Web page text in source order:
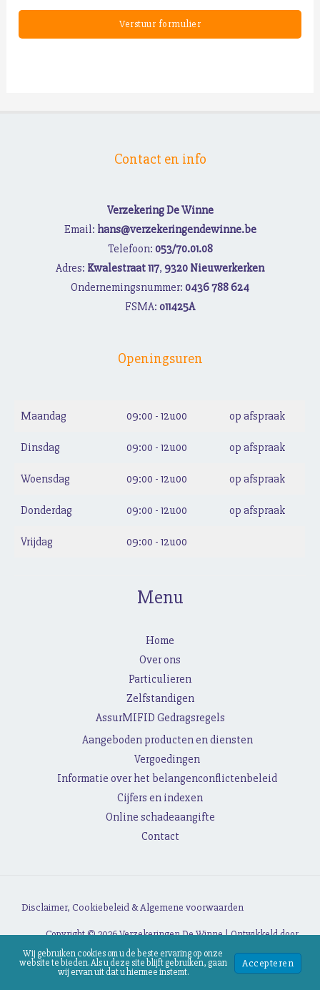
Verstuur formulier
Contact en info
Verzekering De Winne
Email: hans@verzekeringendewinne.be
Telefoon: 053/70.01.08
Adres: Kwalestraat 117, 9320 Nieuwerkerken
Ondernemingsnummer: 0436 788 624
FSMA: o11425A
Openingsuren
Maandag 09:00 - 12u00 op afspraak
Dinsdag 09:00 - 12u00 op afspraak
Woensdag 09:00 - 12u00 op afspraak
Donderdag 09:00 - 12u00 op afspraak
Vrijdag 09:00 - 12u00
Menu
Home
Over ons
Particulieren
Zelfstandigen
AssurMIFID Gedragsregels
Aangeboden producten en diensten
Vergoedingen
Informatie over het belangenconflictenbeleid
Cijfers en indexen
Online schadeaangifte
Contact
Disclaimer, Cookiebeleid & Algemene voorwaarden
Copyright © 2026 Verzekeringen De Winne | Ontwikkeld door
Webassur
Wij gebruiken cookies om u de beste ervaring op onze
website te bieden. Als u deze site blijft gebruiken, gaan
wij ervan uit dat u hiermee instemt.
Accepteren